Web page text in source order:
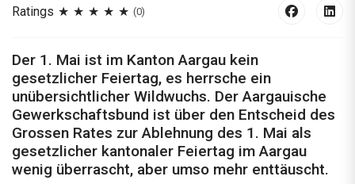
Ratings (0)
Der 1. Mai ist im Kanton Aargau kein
gesetzlicher Feiertag, es herrsche ein
unübersichtlicher Wildwuchs. Der Aargauische
Gewerkschaftsbund ist über den Entscheid des
Grossen Rates zur Ablehnung des 1. Mai als
gesetzlicher kantonaler Feiertag im Aargau
wenig überrascht, aber umso mehr enttäuscht.